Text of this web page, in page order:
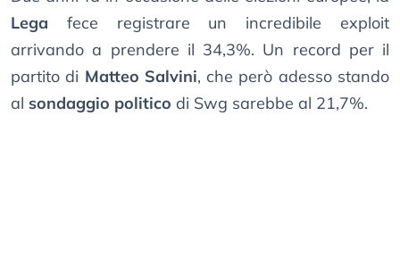
Lega fece registrare un incredibile exploit
arrivando a prendere il 34,3%. Un record per il
partito di Matteo Salvini, che però adesso stando
al sondaggio politico di Swg sarebbe al 21,7%.